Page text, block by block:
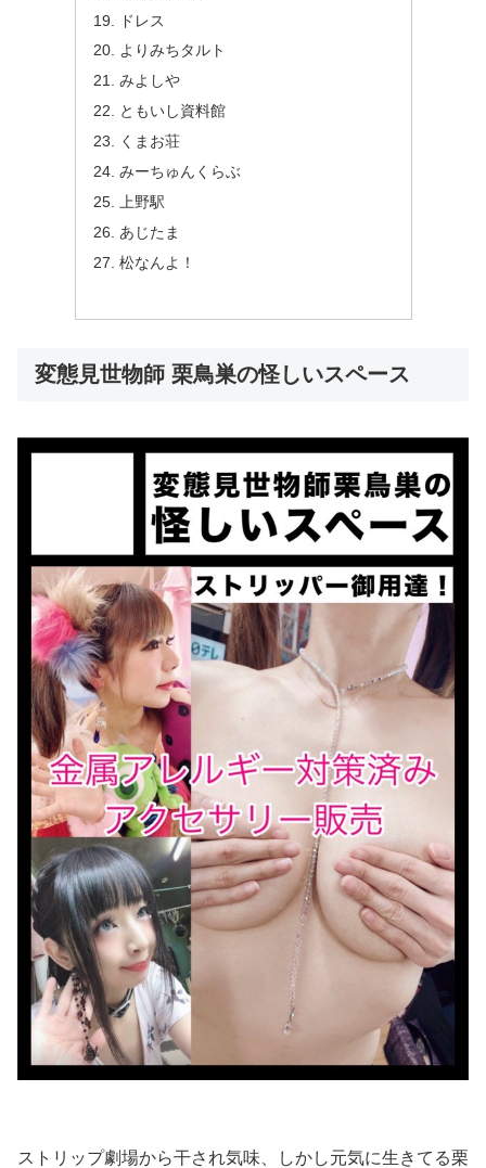
ドレス
よりみちタルト
みよしや
ともいし資料館
くまお荘
みーちゅんくらぶ
上野駅
あじたま
松なんよ！
変態見世物師 栗鳥巣の怪しいスペース
ストリップ劇場から干され気味、しかし元気に生きてる栗